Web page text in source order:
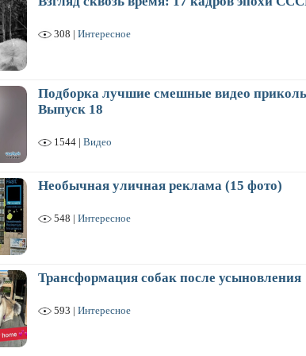
308 | Интересное
Подборка лучшие смешные видео
Выпуск 18
1544 | Видео
Необычная уличная реклама (15 фото)
548 | Интересное
Трансформация собак после усыновления
593 | Интересное